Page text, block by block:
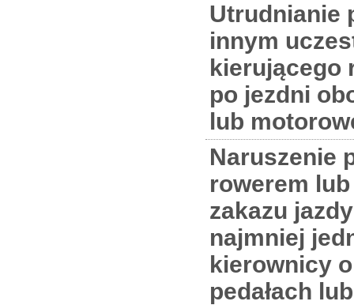
Utrudnianie
innym
kierującego
po jezdni
lub
Naruszenie
rowerem
zakazu
najmniej
kierownicy
pedałach